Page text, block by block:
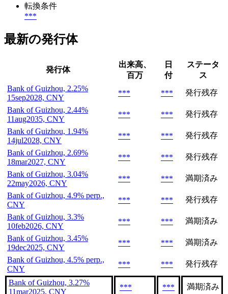
転換条件
***
最新の発行体
発行体
出来高、
百万
日
付
ステータ
ス
Bank of Guizhou, 2.25%
15sep2028, CNY
*** ***
発行残存
Bank of Guizhou, 2.44%
11aug2035, CNY
*** ***
発行残存
Bank of Guizhou, 1.94%
14jul2028, CNY
*** ***
発行残存
Bank of Guizhou, 2.69%
18mar2027, CNY
*** ***
発行残存
Bank of Guizhou, 3.04%
22may2026, CNY
*** ***
満期済み
Bank of Guizhou, 4.9% perp.,
CNY
*** ***
発行残存
Bank of Guizhou, 3.3%
10feb2026, CNY
*** ***
満期済み
Bank of Guizhou, 3.45%
19dec2025, CNY
*** ***
満期済み
Bank of Guizhou, 4.5% perp.,
CNY
*** *** 発行残存
Bank of Guizhou, 3.27%
11mar2025, CNY
*** *** 満期済み